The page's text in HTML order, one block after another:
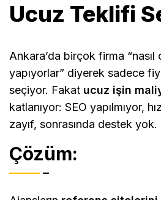
Ucuz Teklifi
Ankara’da birçok firma “nasıl
yapıyorlar” diyerek sadece
seçiyor. Fakat ucuz işin
katlanıyor: SEO yapılmıyor,
zayıf, sonrasında destek yok.
Çözüm: